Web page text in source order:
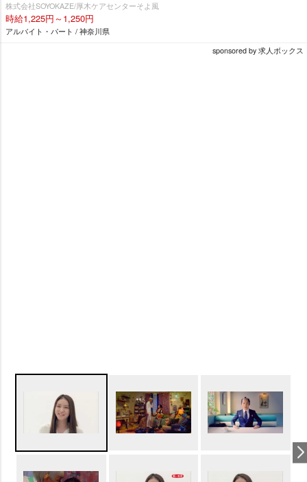
株式会社SOYOKAZE/厚木ケアセンターそよ風
時給1,225円～1,250円
アルバイト・パート / 神奈川県
sponsored by 求人ボックス